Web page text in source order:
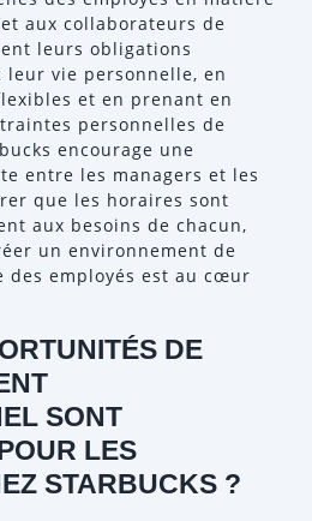
aux collaborateurs de
leurs obligations
leur vie personnelle, en
et en prenant en
personnelles de
encourage une
entre les managers et les
que les horaires sont
aux besoins de chacun,
un environnement de
employés est au cœur
DE
SONT
LES
STARBUCKS ?